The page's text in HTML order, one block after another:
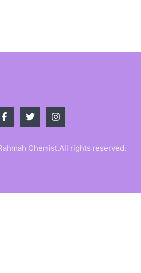
Chemist.All rights reserved.